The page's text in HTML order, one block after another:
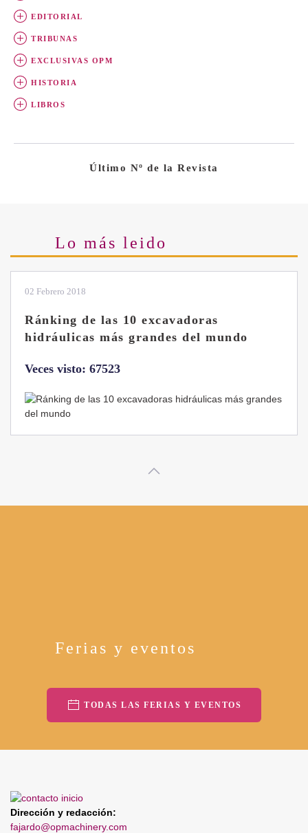
EDITORIAL
TRIBUNAS
EXCLUSIVAS OPM
HISTORIA
LIBROS
Último Nº de la Revista
Lo más leido
28 Enero 2019
Las ventajas de la excavadora Yanmar
B7 Sigma-6
Veces visto: 32221
Ferias y eventos
TODAS LAS FERIAS Y EVENTOS
Dirección y redacción:
fajardo@opmachinery.com